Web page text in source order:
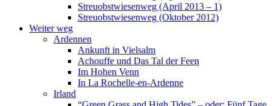
Streuobstwiesenweg (April 2013 – 1)
Streuobstwiesenweg (Oktober 2012)
Weiter weg
Ardennen
Ankunft in Vielsalm
Achouffe und Das Tal der Feen
Im Hohen Venn
In La Rochelle-en-Ardenne
Irland